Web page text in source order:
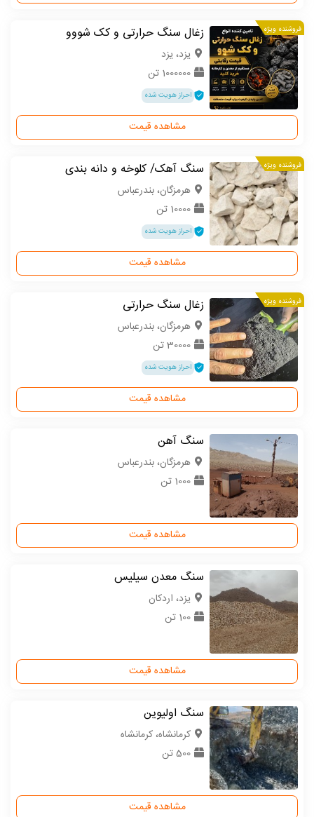
فروشنده ویژه زغال سنگ حرارتی و کک شووو
یزد، یزد
1000000 تن
احراز هویت شده
مشاهده قیمت
فروشنده ویژه سنگ آهک/ کلوخه و دانه بندی
هرمزگان، بندرعباس
10000 تن
احراز هویت شده
مشاهده قیمت
فروشنده ویژه زغال سنگ حرارتی
هرمزگان، بندرعباس
30000 تن
احراز هویت شده
مشاهده قیمت
سنگ آهن
هرمزگان، بندرعباس
1000 تن
مشاهده قیمت
سنگ معدن سیلیس
یزد، اردکان
100 تن
مشاهده قیمت
سنگ اولیوین
كرمانشاه، کرمانشاه
500 تن
مشاهده قیمت